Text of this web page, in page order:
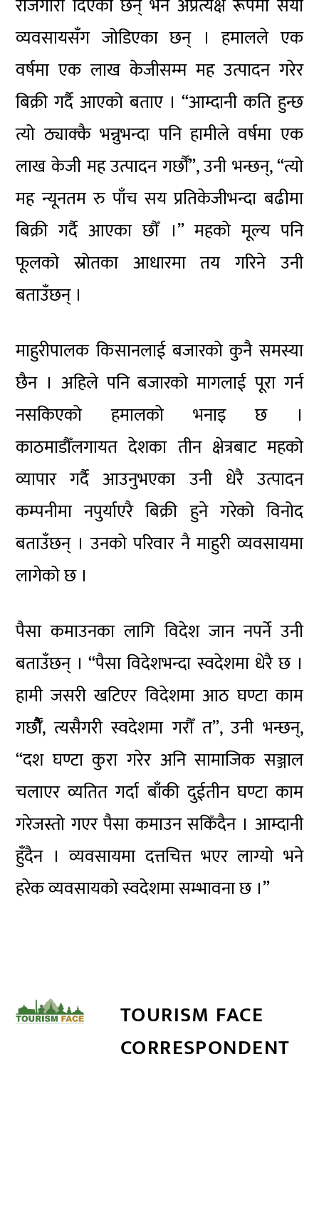
रोजगारी दिएका छन् भने अप्रत्यक्ष रूपमा सयौँ
व्यवसायसँग जोडिएका छन् । हमालले एक
वर्षमा एक लाख केजीसम्म मह उत्पादन गरेर
बिक्री गर्दै आएको बताए । “आम्दानी कति हुन्छ
त्यो ठ्याक्कै भन्नुभन्दा पनि हामीले वर्षमा एक
लाख केजी मह उत्पादन गर्छौँ”, उनी भन्छन्, “त्यो
मह न्यूनतम रु पाँच सय प्रतिकेजीभन्दा बढीमा
बिक्री गर्दै आएका छौँ ।” महको मूल्य पनि
फूलको स्रोतका आधारमा तय गरिने उनी
बताउँछन् ।
माहुरीपालक किसानलाई बजारको कुनै समस्या
छैन । अहिले पनि बजारको मागलाई पूरा गर्न
नसकिएको हमालको भनाइ छ ।
काठमाडौँलगायत देशका तीन क्षेत्रबाट महको
व्यापार गर्दै आउनुभएका उनी धेरै उत्पादन
कम्पनीमा नपुर्याएरै बिक्री हुने गरेको विनोद
बताउँछन् । उनको परिवार नै माहुरी व्यवसायमा
लागेको छ ।
पैसा कमाउनका लागि विदेश जान नपर्ने उनी
बताउँछन् । “पैसा विदेशभन्दा स्वदेशमा धेरै छ ।
हामी जसरी खटिएर विदेशमा आठ घण्टा काम
गर्छौैँ, त्यसैगरी स्वदेशमा गरौँ त”, उनी भन्छन्,
“दश घण्टा कुरा गरेर अनि सामाजिक सञ्जाल
चलाएर व्यतित गर्दा बाँकी दुईतीन घण्टा काम
गरेजस्तो गएर पैसा कमाउन सकिँदैन । आम्दानी
हुँदैन । व्यवसायमा दत्तचित्त भएर लाग्यो भने
हरेक व्यवसायको स्वदेशमा सम्भावना छ ।”
TOURISM FACE
CORRESPONDENT